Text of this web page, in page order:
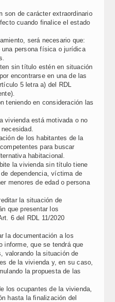
son de carácter extraordinario
cuando finalice el estado
será necesario que:
una persona física o jurídica
sin título estén en situación
encontrarse en una de las
5 letra a) del RDL
teniendo en consideración las
vivienda está motivada o no
de los habitantes de la
para buscar
habitacional.
la vivienda sin título tiene
dependencia, víctima de
menores de edad o persona
la situación de
que presentar los
6 del RDL 11/2020
la documentación a los
informe, que se tendrá que
valorando la situación de
de la vivienda y, en su caso,
la propuesta de las
los ocupantes de la vivienda,
hasta la finalización del